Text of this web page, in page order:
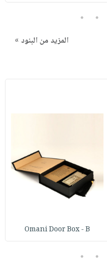
4
5
المزيد من البنود »
Omani Door Box - B
4
5